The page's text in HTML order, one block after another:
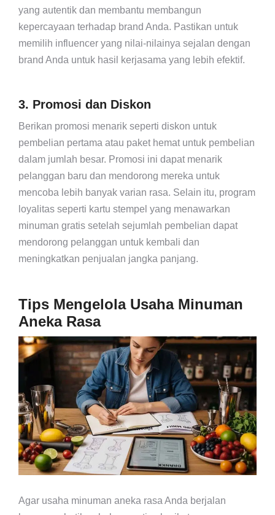
yang autentik dan membantu membangun
kepercayaan terhadap brand Anda. Pastikan untuk
memilih influencer yang nilai-nilainya sejalan dengan
brand Anda untuk hasil kerjasama yang lebih efektif.
3. Promosi dan Diskon
Berikan promosi menarik seperti diskon untuk
pembelian pertama atau paket hemat untuk pembelian
dalam jumlah besar. Promosi ini dapat menarik
pelanggan baru dan mendorong mereka untuk
mencoba lebih banyak varian rasa. Selain itu, program
loyalitas seperti kartu stempel yang menawarkan
minuman gratis setelah sejumlah pembelian dapat
mendorong pelanggan untuk kembali dan
meningkatkan penjualan jangka panjang.
Tips Mengelola Usaha Minuman
Aneka Rasa
Agar usaha minuman aneka rasa Anda berjalan